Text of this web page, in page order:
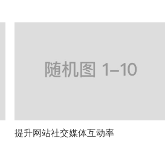
提升网站社交媒体互动率